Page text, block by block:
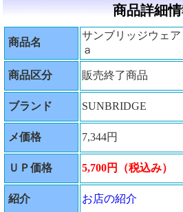
商品詳細
商品名
サンブリッジウェ
ａ
商品区分 販売終了商品
ブランド SUNBRIDGE
メ価格 7,344円
ＵＰ価格 5,700円（税込み）
紹介 お店の紹介